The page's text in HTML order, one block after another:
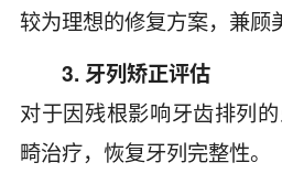
较为理想的修复方案，兼顾
3. 牙列矫正评估
对于因残根影响牙齿排列
畸治疗，恢复牙列完整性。